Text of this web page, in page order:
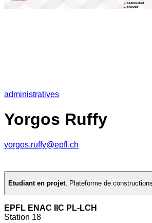
administratives
Yorgos Ruffy
yorgos.ruffy@epfl.ch
Etudiant en projet, Plateforme de
EPFL ENAC IIC PL-LCH
Station 18